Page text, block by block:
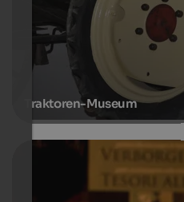
Traktoren-Museum